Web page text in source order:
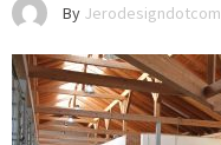
By Jerodesigndotcom